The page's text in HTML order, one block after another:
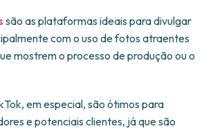
são as plataformas ideais para divulgar
com o uso de fotos atraentes
mostrem o processo de produção ou o
em especial, são ótimos para
e potenciais clientes, já que são